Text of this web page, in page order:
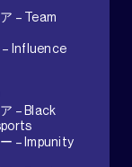
– Team
– Influence
– Black
– Impunity